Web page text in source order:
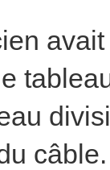
câble.